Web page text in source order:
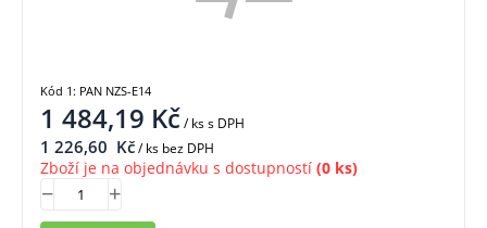
1 484,19 Kč/ kss DPH
1 226,60 Kč/ ks bez DPH
Zboží je na objednávku s dostupností (0 ks)
Kód 1: PAN NZS-E14